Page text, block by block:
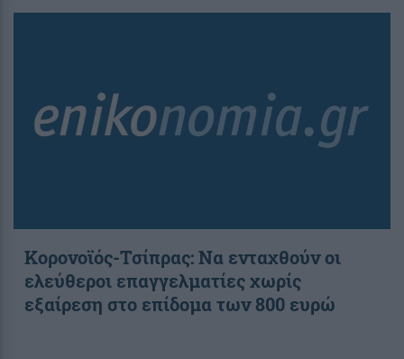
Κορονοϊός-Τσίπρας: Να ενταχθούν οι
ελεύθεροι επαγγελματίες χωρίς
εξαίρεση στο επίδομα των 800 ευρώ